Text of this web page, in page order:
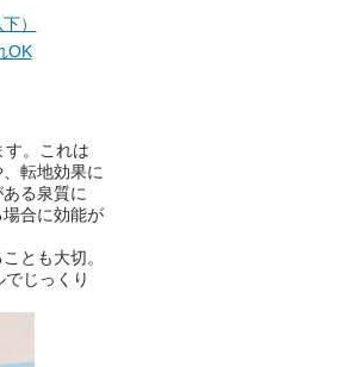
株式会社
）
OK
す。これは
転地効果に
る泉質に
合に効能が
とも大切。
じっくり